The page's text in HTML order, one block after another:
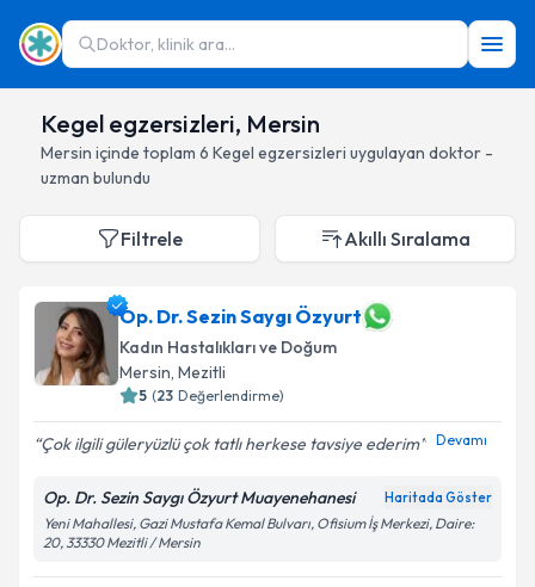
Doktor, klinik ara...
Kegel egzersizleri, Mersin
Mersin içinde toplam 6 Kegel egzersizleri uygulayan doktor -
uzman bulundu
Filtrele Akıllı Sıralama
Op. Dr. Sezin Saygı Özyurt
Kadın Hastalıkları ve Doğum
Mersin, Mezitli
5 (23 Değerlendirme)
Çok ilgili güleryüzlü çok tatlı herkese tavsiye ederim Devamı
Op. Dr. Sezin Saygı Özyurt Muayenehanesi Haritada Göster
Yeni Mahallesi, Gazi Mustafa Kemal Bulvarı, Ofisium İş Merkezi, Daire:
20, 33330 Mezitli / Mersin